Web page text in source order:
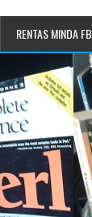
RENTAS MINDA FB